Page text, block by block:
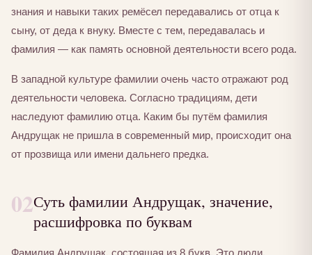
знания и навыки таких ремёсел передавались от отца к
сыну, от деда к внуку. Вместе с тем, передавалась и
фамилия — как память основной деятельности всего рода.
В западной культуре фамилии очень часто отражают род
деятельности человека. Согласно традициям, дети
наследуют фамилию отца. Каким бы путём фамилия
Андрущак не пришла в современный мир, происходит она
от прозвища или имени дальнего предка.
02Суть фамилии Андрущак, значение,
расшифровка по буквам